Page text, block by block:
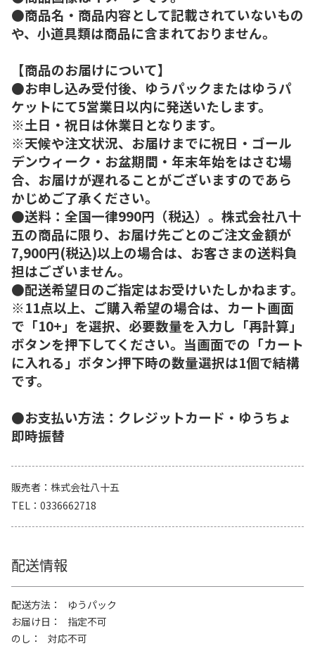
●商品名・商品内容として記載されていないもの
や、小道具類は商品に含まれておりません。
【商品のお届けについて】
●お申し込み受付後、ゆうパックまたはゆうパ
ケットにて5営業日以内に発送いたします。
※土日・祝日は休業日となります。
※天候や注文状況、お届けまでに祝日・ゴール
デンウィーク・お盆期間・年末年始をはさむ場
合、お届けが遅れることがございますのであら
かじめご了承ください。
●送料：全国一律990円（税込）。株式会社八十
五の商品に限り、お届け先ごとのご注文金額が
7,900円(税込)以上の場合は、お客さまの送料負
担はございません。
●配送希望日のご指定はお受けいたしかねます。
※11点以上、ご購入希望の場合は、カート画面
で「10+」を選択、必要数量を入力し「再計算」
ボタンを押下してください。当画面での「カート
に入れる」ボタン押下時の数量選択は1個で結構
です。
●お支払い方法：クレジットカード・ゆうちょ
即時振替
販売者
株式会社八十五
TEL
0336662718
配送情報
配送方法
ゆうパック
お届け日
指定不可
のし
対応不可